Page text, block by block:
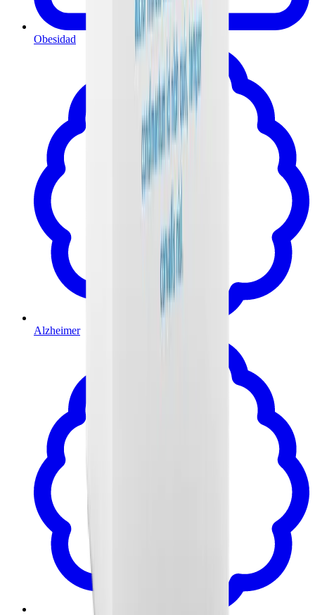
Obesidad
Alzheimer